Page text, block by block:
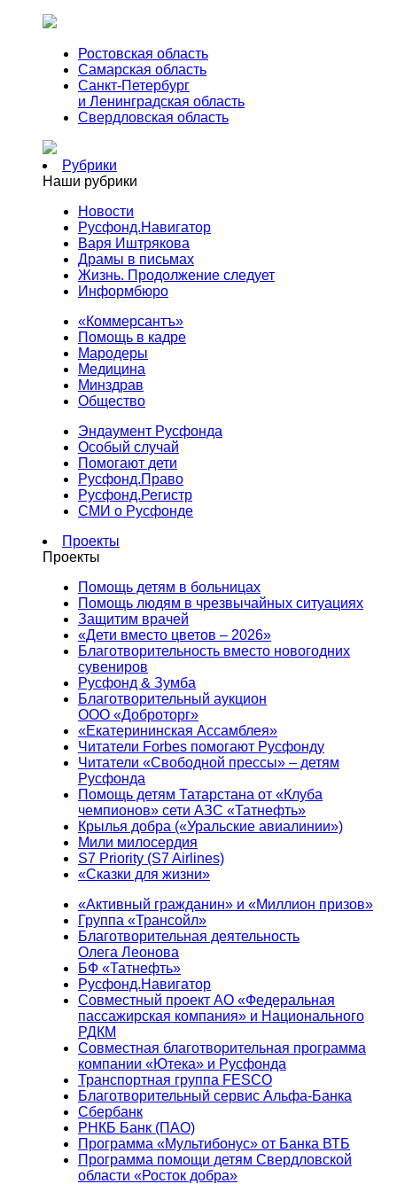
Ростовская область
Самарская область
Санкт-Петербург
и Ленинградская область
Свердловская область
Рубрики
Наши рубрики
Новости
Русфонд.Навигатор
Варя Иштрякова
Драмы в письмах
Жизнь. Продолжение следует
Информбюро
«Коммерсантъ»
Помощь в кадре
Мародеры
Медицина
Минздрав
Общество
Эндаумент Русфонда
Особый случай
Помогают дети
Русфонд.Право
Русфонд.Регистр
СМИ о Русфонде
Проекты
Проекты
Помощь детям в больницах
Помощь людям в чрезвычайных ситуациях
Защитим врачей
«Дети вместо цветов – 2026»
Благотворительность вместо новогодних
сувениров
Русфонд & Зумба
Благотворительный аукцион
ООО «Доброторг»
«Екатерининская Ассамблея»
Читатели Forbes помогают Русфонду
Читатели «Свободной прессы» – детям
Русфонда
Помощь детям Татарстана от «Клуба
чемпионов» сети АЗС «Татнефть»
Крылья добра («Уральские авиалинии»)
Мили милосердия
S7 Priority (S7 Airlines)
«Сказки для жизни»
«Активный гражданин» и «Миллион призов»
Группа «Трансойл»
Благотворительная деятельность
Олега Леонова
БФ «Татнефть»
Русфонд.Навигатор
Совместный проект АО «Федеральная
пассажирская компания» и Национального
РДКМ
Совместная благотворительная программа
компании «Ютека» и Русфонда
Транспортная группа FESCO
Благотворительный сервис Альфа-Банка
Сбербанк
РНКБ Банк (ПАО)
Программа «Мультибонус» от Банка ВТБ
Программа помощи детям Свердловской
области «Росток добра»